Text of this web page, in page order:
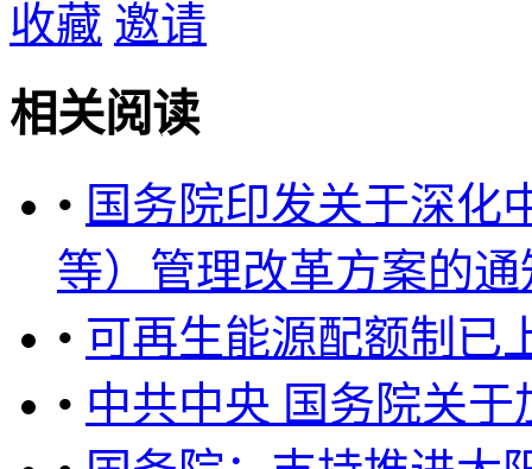
收藏 邀请
相关阅读
• 国务院印发关于深化
等）管理改革方案的通
• 可再生能源配额制已
• 中共中央 国务院关